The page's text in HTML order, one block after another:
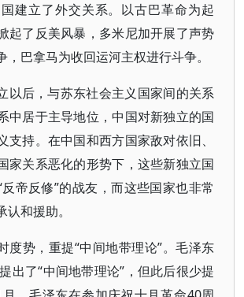
建立了外交关系。以古巴革命为起
起了反美风暴，多米尼加开展了声势
，巴拿马为收回运河主权进行斗争。
以后，与苏东社会主义国家间的关系
中居于主导地位，中国对新独立的国
支持。在中国和西方国家敌对依旧、
家关系恶化的形势下，这些新独立国
帝反修”的战友，而这些国家也非常
和援助。
度势，重提“中间地带理论”。毛泽东
出了“中间地带理论”，但此后很少提